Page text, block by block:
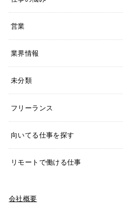
営業
業界情報
未分類
フリーランス
向いてる仕事を探す
リモートで働ける仕事
会社概要